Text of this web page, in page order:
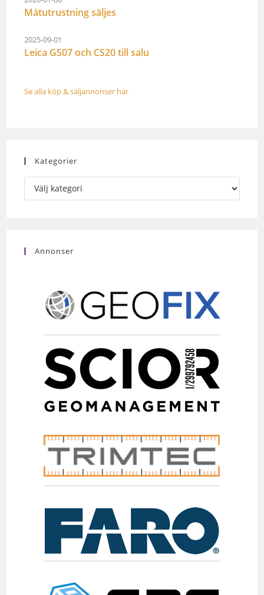
Mätutrustning säljes
2025-09-01
Leica GS07 och CS20 till salu
Se alla köp & säljannonser här
Kategorier
Annonser